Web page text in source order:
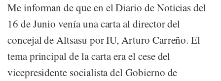
Me informan de que en el Diario de Noticias del
16 de Junio venía una carta al director del
concejal de Altsasu por IU, Arturo Carreño. El
tema principal de la carta era el cese del
vicepresidente socialista del Gobierno de